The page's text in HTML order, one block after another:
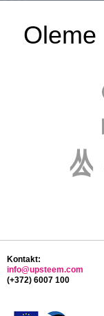
Oleme
Kontakt:
info@upsteem.com
(+372) 6007 100